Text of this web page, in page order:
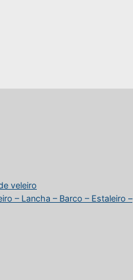
veleiro
– Lancha – Barco – Estaleiro –